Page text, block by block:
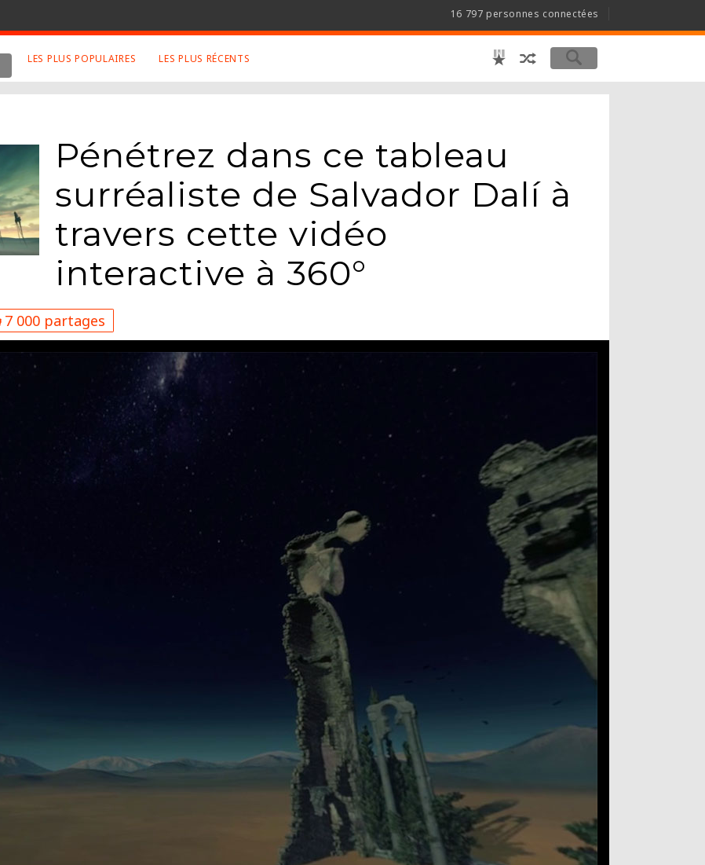
16 797 personnes connectées
Photographies
Robot
Musique
Cinema
Twitter
Mentions Légales
Conditions Générales
LES PLUS POPULAIRES LES PLUS RÉCENTS
Pénétrez dans ce tableau
surréaliste de Salvador Dalí à
travers cette vidéo
interactive à 360°
7 000 partages